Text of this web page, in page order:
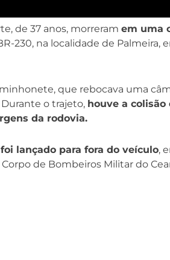
de 37 anos, morreram em uma
230, na localidade de Palmeira,
que rebocava uma
o trajeto, houve a colisão
da rodovia.
lançado para fora do veículo,
de Bombeiros Militar do